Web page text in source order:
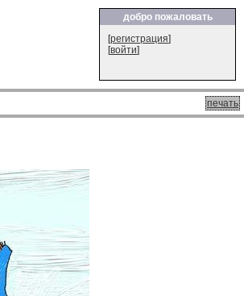
добро пожаловать
[регистрация]
[войти]
печать